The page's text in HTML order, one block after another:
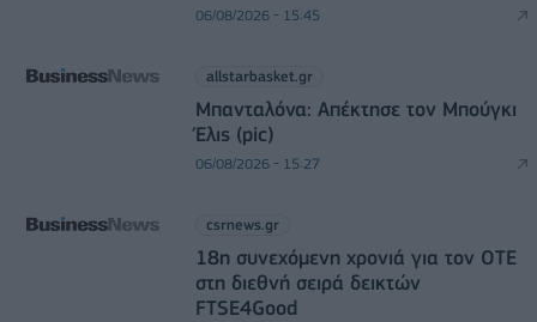
06/08/2026 - 15:45
allstarbasket.gr
Μπανταλόνα: Απέκτησε τον Μπούγκι
Έλις (pic)
06/08/2026 - 15:27
csrnews.gr
18η συνεχόμενη χρονιά για τον ΟΤΕ
στη διεθνή σειρά δεικτών
FTSE4Good